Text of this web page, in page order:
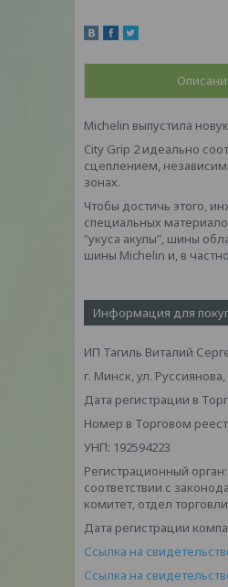
Michelin выпустила
City Grip 2 идеально
сцеплением,
зонах.
Чтобы достичь этого,
специальных
"укуса акулы", шины
шины Michelin и, в
Информация для
ИП Тагиль Виталий
г. Минск, ул.
Дата регистрации в
Номер в Торговом
УНП: 192594223
Регистрационный
соответствии с
комитет, отдел
Дата регистрации
Ссылка на
Ссылка на